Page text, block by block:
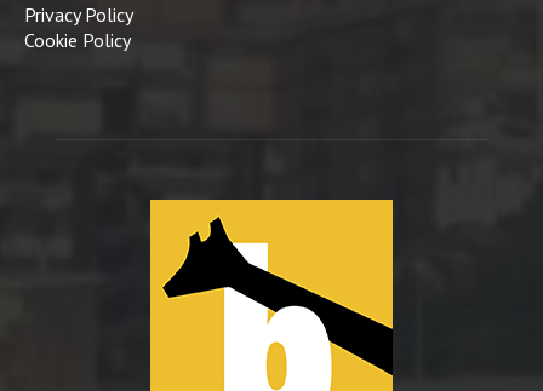
Privacy Policy
Cookie Policy